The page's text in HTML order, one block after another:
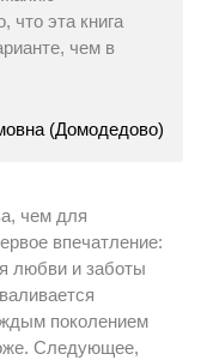
что эта книга
чем в
(Домодедово)
чем для
впечатление:
любви и заботы
поколением
Следующее,